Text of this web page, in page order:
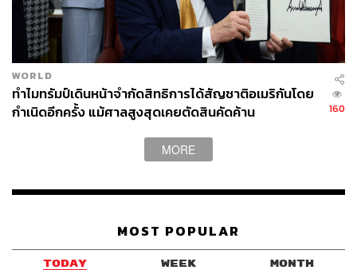
WORLD
ทำไมทรัมป์เดินหน้าจำกัดสิทธิการได้สัญชาติอเมริกันโดย
กำเนิดอีกครั้ง แม้ศาลสูงสุดเคยตัดสินคัดค้าน
160
MORE
MOST POPULAR
TODAY WEEK MONTH